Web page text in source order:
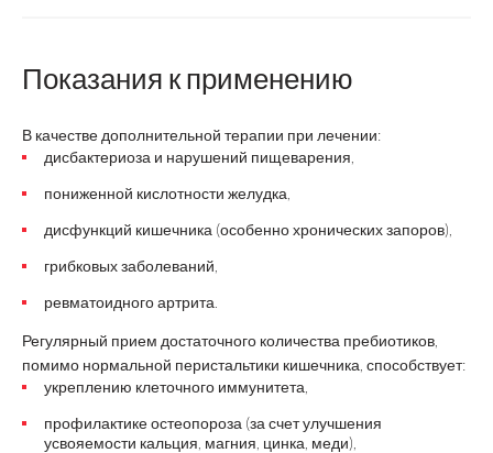
Показания к применению
В качестве дополнительной терапии при лечении:
дисбактериоза и нарушений пищеварения,
пониженной кислотности желудка,
дисфункций кишечника (особенно хронических запоров),
грибковых заболеваний,
ревматоидного артрита.
Регулярный прием достаточного количества пребиотиков,
помимо нормальной перистальтики кишечника, способствует:
укреплению клеточного иммунитета,
профилактике остеопороза (за счет улучшения
усвояемости кальция, магния, цинка, меди),